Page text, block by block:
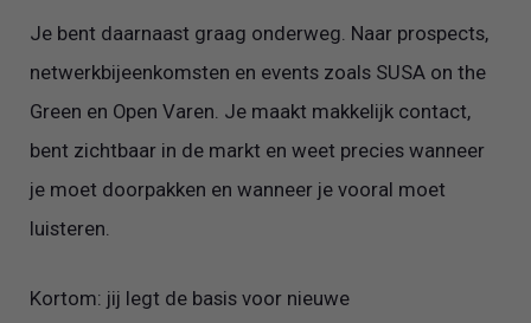
Je bent daarnaast graag onderweg. Naar prospects,
netwerkbijeenkomsten en events zoals SUSA on the
Green en Open Varen. Je maakt makkelijk contact,
bent zichtbaar in de markt en weet precies wanneer
je moet doorpakken en wanneer je vooral moet
luisteren.
Kortom: jij legt de basis voor nieuwe